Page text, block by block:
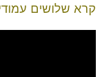
קרא שלושים